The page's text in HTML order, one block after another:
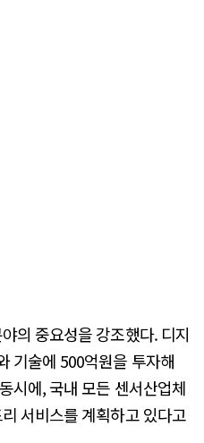
의 중요성을 강조했다. 디지
기술에 500억원을 투자해
시에, 국내 모든 센서산업체
서비스를 계획하고 있다고